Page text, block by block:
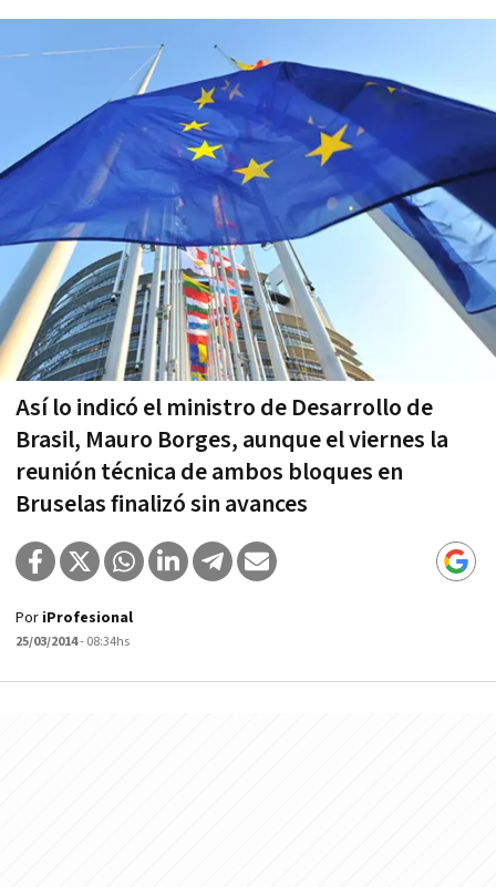
Así lo indicó el ministro de Desarrollo de
Brasil, Mauro Borges, aunque el viernes la
reunión técnica de ambos bloques en
Bruselas finalizó sin avances
Por iProfesional
25/03/2014- 08:34hs